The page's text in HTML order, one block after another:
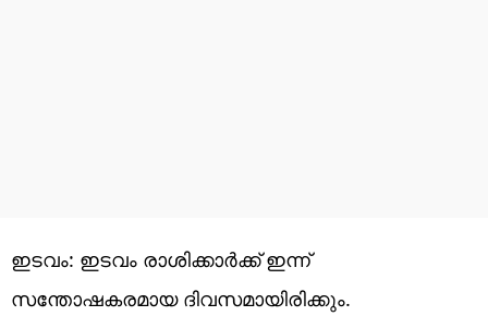
ഇടവം: ഇടവം രാശിക്കാർക്ക് ഇന്ന്
സന്തോഷകരമായ ദിവസമായിരിക്കും.